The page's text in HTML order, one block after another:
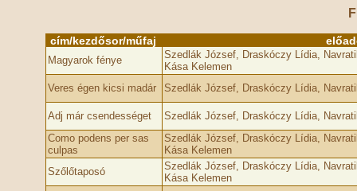
cím/kezdősor/műfaj
Magyarok fénye
Szedlák József, Draskóczy Lídia,
Kása Kelemen
Veres égen kicsi madár
Szedlák József, Draskóczy Lídia,
Adj már csendességet
Szedlák József, Draskóczy Lídia,
Como podens per sas
culpas
Szedlák József, Draskóczy Lídia,
Kása Kelemen
Szőlőtaposó
Szedlák József, Draskóczy Lídia,
Kása Kelemen